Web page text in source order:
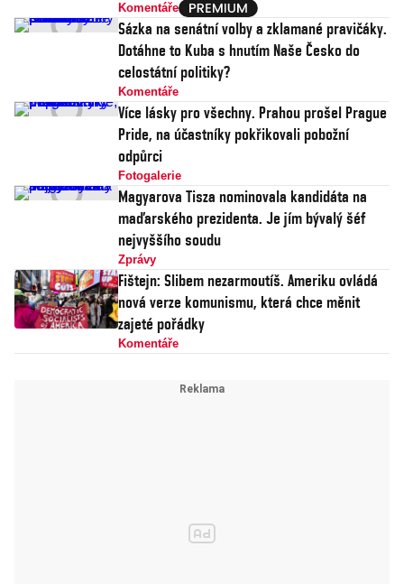
Komentáře
Sázka na senátní volby a zklamané pravičáky.
Dotáhne to Kuba s hnutím Naše Česko do
celostátní politiky?
Komentáře
Více lásky pro všechny. Prahou prošel Prague
Pride, na účastníky pokřikovali pobožní
odpůrci
Fotogalerie
Magyarova Tisza nominovala kandidáta na
maďarského prezidenta. Je jím bývalý šéf
nejvyššího soudu
Zprávy
Fištejn: Slibem nezarmoutíš. Ameriku ovládá
nová verze komunismu, která chce měnit
zajeté pořádky
Komentáře